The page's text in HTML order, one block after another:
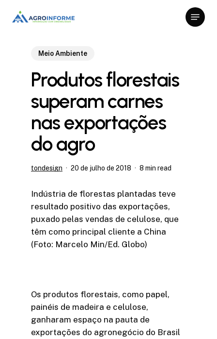
Menu
Meio Ambiente
Produtos florestais
superam carnes
nas exportações
do agro
tondesign 20 de julho de 2018 8 min read
Indústria de florestas plantadas teve
resultado positivo das exportações,
puxado pelas vendas de celulose, que
têm como principal cliente a China
(Foto: Marcelo Min/Ed. Globo)
Os produtos florestais, como papel,
painéis de madeira e celulose,
ganharam espaço na pauta de
exportações do agronegócio do Brasil